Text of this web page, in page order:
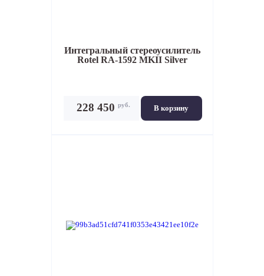
Интегральный стереоусилитель
Rotel RA-1592 MKII Silver
В корзину
228 450 руб.